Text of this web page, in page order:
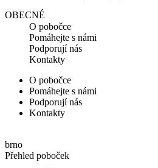
OBECNÉ
O pobočce
Pomáhejte s námi
Podporují nás
Kontakty
O pobočce
Pomáhejte s námi
Podporují nás
Kontakty
brno
Přehled poboček